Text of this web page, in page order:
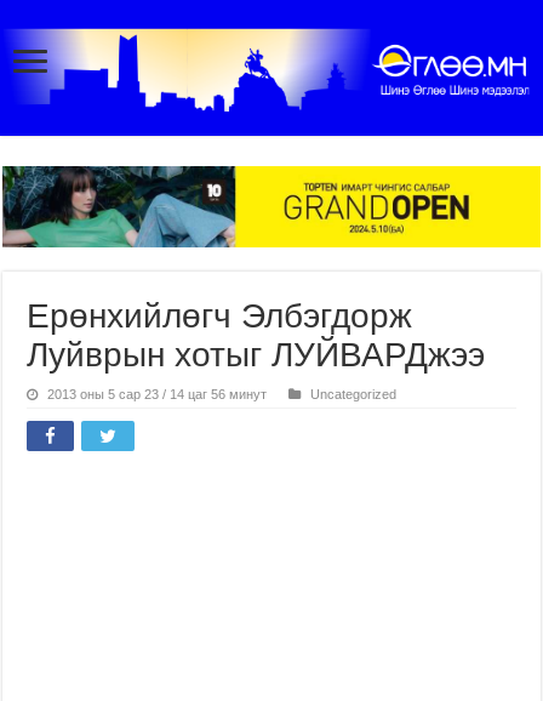
Ерөнхийлөгч Элбэгдорж
Луйврын хотыг ЛУЙВАРДжээ
2013 оны 5 сар 23 / 14 цаг 56 минут Uncategorized